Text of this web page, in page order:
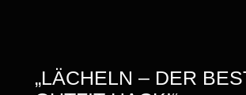
„LÄCHELN – DER